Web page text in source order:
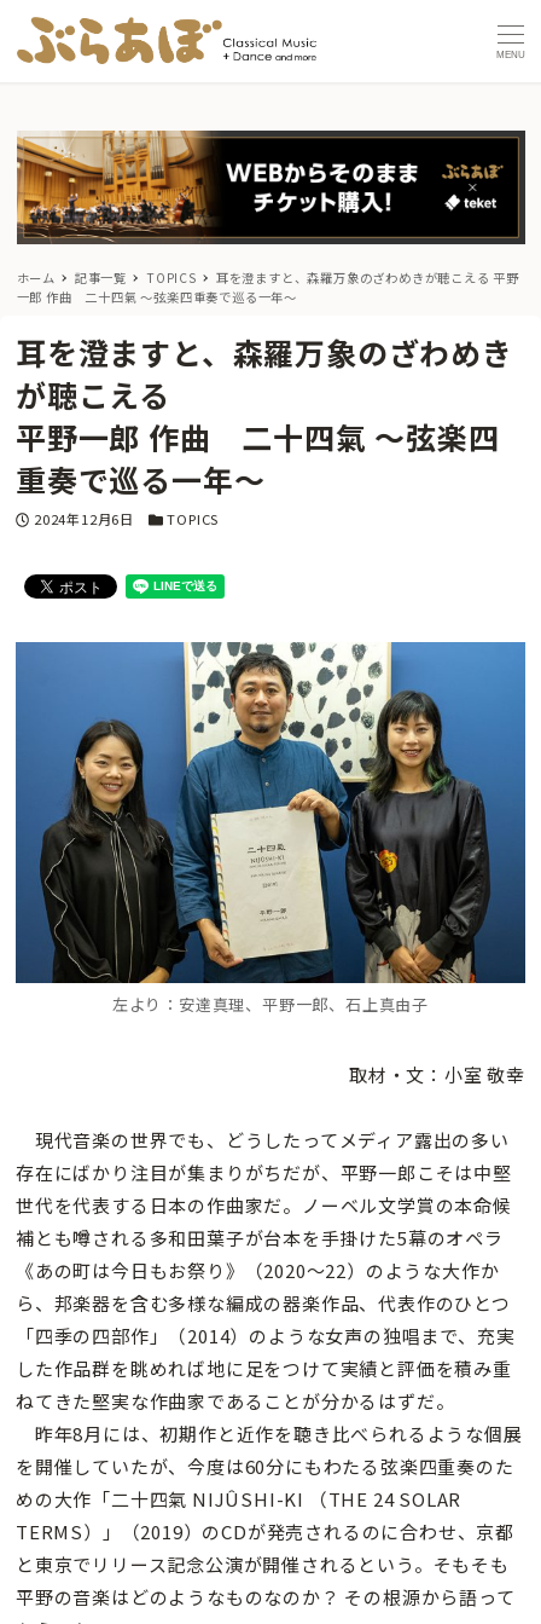
MENU
ホーム 記事一覧 TOPICS 耳を澄ますと、森羅万象のざわめきが聴こえる 平野
一郎 作曲 二十四氣 〜弦楽四重奏で巡る一年〜
耳を澄ますと、森羅万象のざわめき
が聴こえる
平野一郎 作曲 二十四氣 〜弦楽四
重奏で巡る一年〜
投稿日
2024年12月6日 カテゴリー
TOPICS
左より：安達真理、平野一郎、石上真由子
取材・文：小室 敬幸
現代音楽の世界でも、どうしたってメディア露出の多い
存在にばかり注目が集まりがちだが、平野一郎こそは中堅
世代を代表する日本の作曲家だ。ノーベル文学賞の本命候
補とも噂される多和田葉子が台本を手掛けた5幕のオペラ
《あの町は今日もお祭り》（2020〜22）のような大作か
ら、邦楽器を含む多様な編成の器楽作品、代表作のひとつ
「四季の四部作」（2014）のような女声の独唱まで、充実
した作品群を眺めれば地に足をつけて実績と評価を積み重
ねてきた堅実な作曲家であることが分かるはずだ。
昨年8月には、初期作と近作を聴き比べられるような個展
を開催していたが、今度は60分にもわたる弦楽四重奏のた
めの大作「二十四氣 NIJÛSHI-KI （THE 24 SOLAR
TERMS）」（2019）のCDが発売されるのに合わせ、京都
と東京でリリース記念公演が開催されるという。そもそも
平野の音楽はどのようなものなのか？ その根源から語って